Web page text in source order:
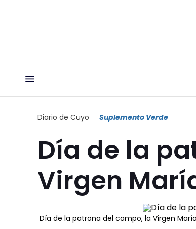
Diario de Cuyo Suplemento Verde
Día de la
Virgen
Día de la patrona del campo, la Virgen